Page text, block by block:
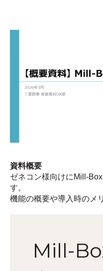
資料概要
ゼネコン様向けにMill-
す。
機能の概要や導入時のメ
Mill-